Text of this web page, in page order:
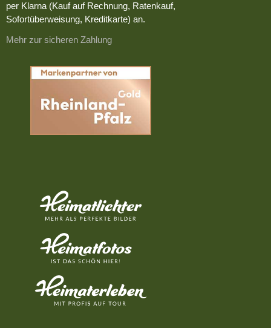
per Klarna (Kauf auf Rechnung, Ratenkauf,
Sofortüberweisung, Kreditkarte) an.
Mehr zur sicheren Zahlung